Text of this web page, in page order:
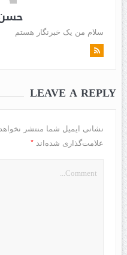
سلام من یک خبرنگار هستم
LEAVE A REPLY
نشانی ایمیل شما منتشر
علامت‌گذاری شده‌اند *